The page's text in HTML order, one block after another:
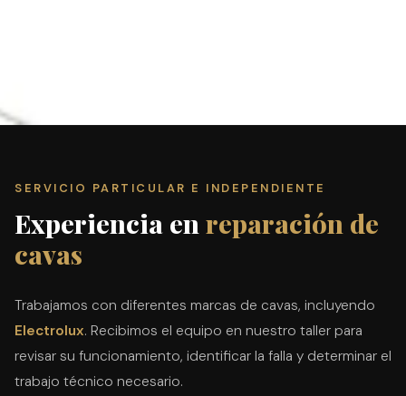
SERVICIO PARTICULAR E INDEPENDIENTE
Experiencia en reparación de
cavas
Trabajamos con diferentes marcas de cavas, incluyendo
Electrolux. Recibimos el equipo en nuestro taller para
revisar su funcionamiento, identificar la falla y determinar el
trabajo técnico necesario.